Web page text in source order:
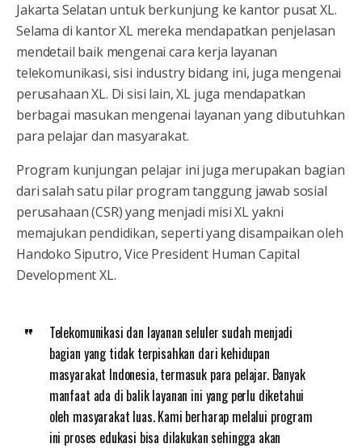
Jakarta Selatan untuk berkunjung ke kantor pusat XL.
Selama di kantor XL mereka mendapatkan penjelasan
mendetail baik mengenai cara kerja layanan
telekomunikasi, sisi industry bidang ini, juga mengenai
perusahaan XL. Di sisi lain, XL juga mendapatkan
berbagai masukan mengenai layanan yang dibutuhkan
para pelajar dan masyarakat.
Program kunjungan pelajar ini juga merupakan bagian
dari salah satu pilar program tanggung jawab sosial
perusahaan (CSR) yang menjadi misi XL yakni
memajukan pendidikan, seperti yang disampaikan oleh
Handoko Siputro, Vice President Human Capital
Development XL.
Telekomunikasi dan layanan seluler sudah menjadi
bagian yang tidak terpisahkan dari kehidupan
masyarakat Indonesia, termasuk para pelajar. Banyak
manfaat ada di balik layanan ini yang perlu diketahui
oleh masyarakat luas. Kami berharap melalui program
ini proses edukasi bisa dilakukan sehingga akan